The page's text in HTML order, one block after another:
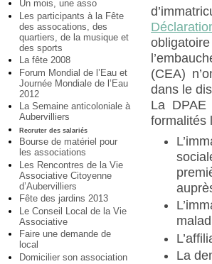
Un mois, une asso
Les participants à la Fête
des assocations, des
quartiers, de la musique et
des sports
La fête 2008
Forum Mondial de l’Eau et
Journée Mondiale de l’Eau
2012
La Semaine anticoloniale à
Aubervilliers
Recruter des salariés
Bourse de matériel pour
les associations
Les Rencontres de la Vie
Associative Citoyenne
d’Aubervilliers
Fête des jardins 2013
Le Conseil Local de la Vie
Associative
Faire une demande de
local
Domicilier son association
(CEA)
dans le
La
formalités
La